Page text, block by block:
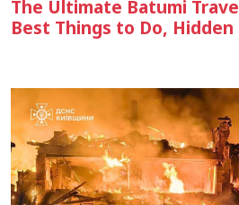
The Ultimate Batumi
Best Things to Do, Hidden